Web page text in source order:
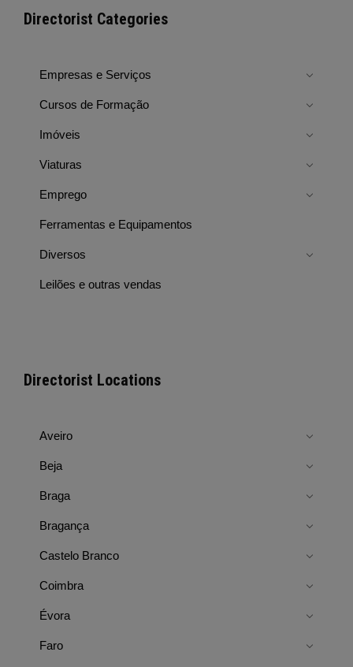
Directorist Categories
Empresas e Serviços
Cursos de Formação
Imóveis
Viaturas
Emprego
Ferramentas e Equipamentos
Diversos
Leilões e outras vendas
Directorist Locations
Aveiro
Beja
Braga
Bragança
Castelo Branco
Coimbra
Évora
Faro